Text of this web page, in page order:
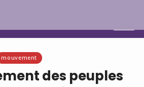
mouvement
des peuples